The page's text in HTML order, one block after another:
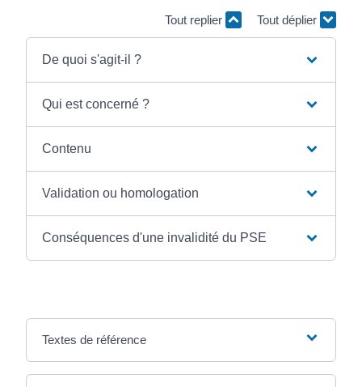
Tout replier Tout déplier
De quoi s'agit-il ?
Qui est concerné ?
Contenu
Validation ou homologation
Conséquences d'une invalidité du PSE
Textes de référence